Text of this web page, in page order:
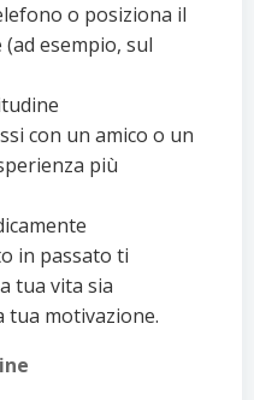
o posiziona il
esempio, sul
con un amico o un
più
in passato ti
tua vita sia
motivazione.